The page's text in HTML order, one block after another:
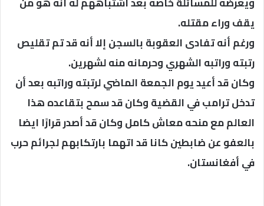
يقف وراء مقتله.
ورغم أنه تفادى العقوبة بالسجن إلا أنه قد تم تقليص
رتبته وراتبه الشهري وحرمانه منه لشهرين.
وكان قد أعيد يوم الجمعة الماضي لرتبته وراتبه بعد أن
تدخل ترامب في القضية وكان قد سمح بتقاعده هذا
العالم مع منحه معاش كامل وكان قد أصدر قرارًا ايضا
بالعفو عن ضابطين كانا قد اتهما بارتكابهم لجرائم حرب
في أفغانستان.